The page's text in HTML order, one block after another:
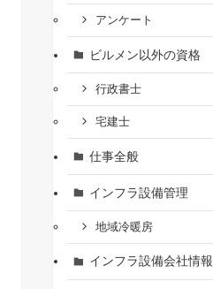
アンケート
ビルメン以外の資格
行政書士
宅建士
仕事全般
インフラ設備管理
地域冷暖房
インフラ設備会社情報